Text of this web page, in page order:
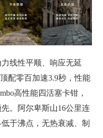
线性平顺、响应无延
配零百加速3.9秒，性能
高性能四活塞卡钳，
。阿尔卑斯山16公里连
于沸点，无热衰减、制